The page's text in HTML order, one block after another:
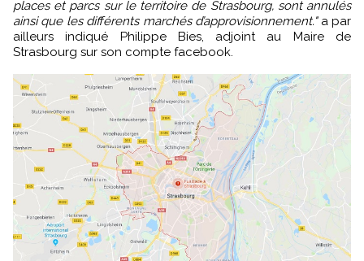
places et parcs sur le territoire de Strasbourg, sont annulés
ainsi que les différents marchés d’approvisionnement."a par
ailleurs indiqué Philippe Bies, adjoint au Maire de
Strasbourg sur son compte facebook.